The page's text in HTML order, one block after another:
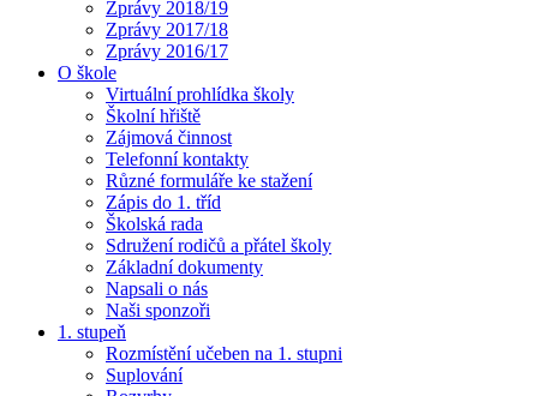
Zprávy 2018/19
Zprávy 2017/18
Zprávy 2016/17
O škole
Virtuální prohlídka školy
Školní hřiště
Zájmová činnost
Telefonní kontakty
Různé formuláře ke stažení
Zápis do 1. tříd
Školská rada
Sdružení rodičů a přátel školy
Základní dokumenty
Napsali o nás
Naši sponzoři
1. stupeň
Rozmístění učeben na 1. stupni
Suplování